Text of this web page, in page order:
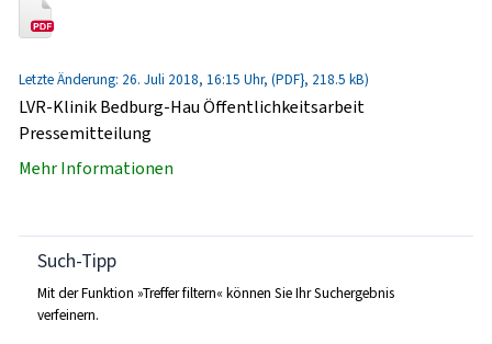
Letzte Änderung: 26. Juli 2018, 16:15 Uhr, (PDF}, 218.5 kB)
LVR-Klinik Bedburg-Hau Öffentlichkeitsarbeit
Pressemitteilung
Mehr Informationen
Such-Tipp
Mit der Funktion »Treffer filtern« können Sie Ihr Suchergebnis
verfeinern.